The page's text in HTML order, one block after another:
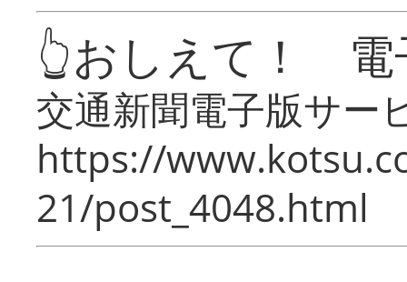
👆おしえて！ 電
交通新聞電子版サー
https://
21/post_4048.html